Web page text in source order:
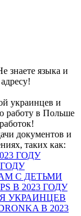
знаете языка и
украинцев и
работу в Польше
документов и
таких как:
ГОДУ
С ДЕТЬМИ
В 2023 ГОДУ
УКРАИНЦЕВ
В 2023